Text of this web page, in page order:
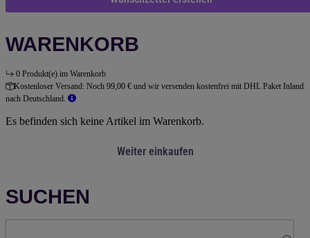
WARENKORB
0 Produkt(e) im Warenkorb
Kostenloser Versand: Noch 99,00 € und wir versenden kostenfrei mit DHL Paket Inland
nach Deutschland.
Es befinden sich keine Artikel im Warenkorb.
Weiter einkaufen
SUCHEN